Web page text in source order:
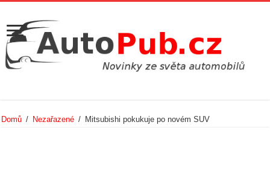
Domů / Nezařazené / Mitsubishi pokukuje po novém SUV